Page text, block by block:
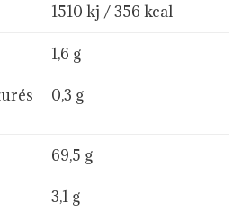
1510 kj / 356 kcal
1,6 g
0,3 g
69,5 g
3,1 g